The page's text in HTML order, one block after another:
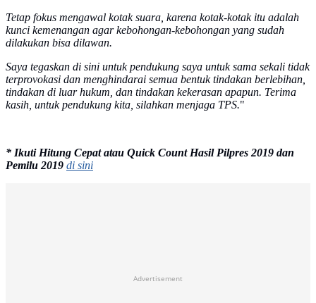
Tetap fokus mengawal kotak suara, karena kotak-kotak itu adalah
kunci kemenangan agar kebohongan-kebohongan yang sudah
dilakukan bisa dilawan.
Saya tegaskan di sini untuk pendukung saya untuk sama sekali tidak
terprovokasi dan menghindarai semua bentuk tindakan berlebihan,
tindakan di luar hukum, dan tindakan kekerasan apapun. Terima
kasih, untuk pendukung kita, silahkan menjaga TPS."
* Ikuti Hitung Cepat atau Quick Count Hasil Pilpres 2019 dan
Pemilu 2019 di sini
Advertisement